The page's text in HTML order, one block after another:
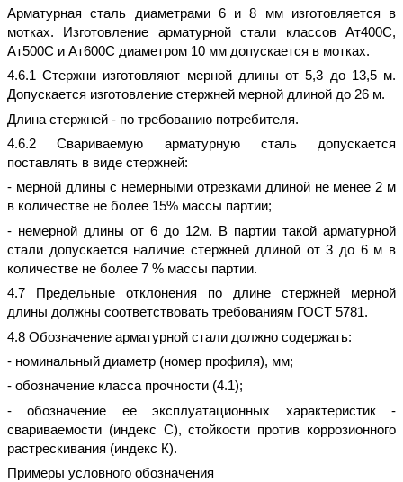
Арматурная сталь диаметрами 6 и 8 мм изготовляется в
мотках. Изготовление арматурной стали классов Ат400С,
Ат500С и Ат600С диаметром 10 мм допускается в мотках.
4.6.1 Стержни изготовляют мерной длины от 5,3 до 13,5 м.
Допускается изготовление стержней мерной длиной до 26 м.
Длина стержней - по требованию потребителя.
4.6.2 Свариваемую арматурную сталь допускается
поставлять в виде стержней:
- мерной длины с немерными отрезками длиной не менее 2 м
в количестве не более 15% массы партии;
- немерной длины от 6 до 12м. В партии такой арматурной
стали допускается наличие стержней длиной от 3 до 6 м в
количестве не более 7 % массы партии.
4.7 Предельные отклонения по длине стержней мерной
длины должны соответствовать требованиям ГОСТ 5781.
4.8 Обозначение арматурной стали должно содержать:
- номинальный диаметр (номер профиля), мм;
- обозначение класса прочности (4.1);
- обозначение ее эксплуатационных характеристик -
свариваемости (индекс С), стойкости против коррозионного
растрескивания (индекс К).
Примеры условного обозначения